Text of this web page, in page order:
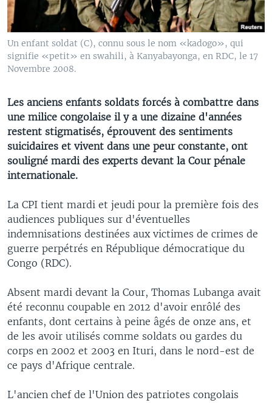
Un enfant soldat (C), connu sous le nom «kadogo», qui
signifie «petit» en swahili, à Kanyabayonga, en RDC, le 17
Novembre 2008.
Les anciens enfants soldats forcés à combattre dans
une milice congolaise il y a une dizaine d'années
restent stigmatisés, éprouvent des sentiments
suicidaires et vivent dans une peur constante, ont
souligné mardi des experts devant la Cour pénale
internationale.
La CPI tient mardi et jeudi pour la première fois des
audiences publiques sur d'éventuelles
indemnisations destinées aux victimes de crimes de
guerre perpétrés en République démocratique du
Congo (RDC).
Absent mardi devant la Cour, Thomas Lubanga avait
été reconnu coupable en 2012 d'avoir enrôlé des
enfants, dont certains à peine âgés de onze ans, et
de les avoir utilisés comme soldats ou gardes du
corps en 2002 et 2003 en Ituri, dans le nord-est de
ce pays d'Afrique centrale.
L'ancien chef de l'Union des patriotes congolais